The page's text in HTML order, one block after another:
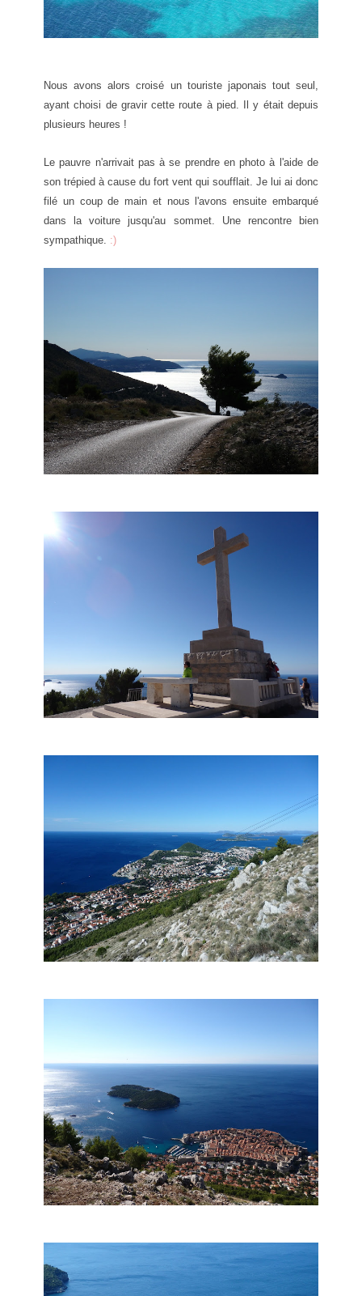
Nous avons alors croisé un touriste japonais tout seul,
ayant choisi de gravir cette route à pied. Il y était depuis
plusieurs heures !
Le pauvre n'arrivait pas à se prendre en photo à l'aide de
son trépied à cause du fort vent qui soufflait. Je lui ai donc
filé un coup de main et nous l'avons ensuite embarqué
dans la voiture jusqu'au sommet. Une rencontre bien
sympathique. :)